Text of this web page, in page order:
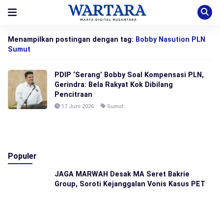
Menampilkan postingan dengan tag: Bobby Nasution PLN
Sumut
PDIP ‘Serang’ Bobby Soal Kompensasi PLN,
Gerindra: Bela Rakyat Kok Dibilang
Pencitraan
17 Juni 2026 Sumut
Populer
JAGA MARWAH Desak MA Seret Bakrie
Group, Soroti Kejanggalan Vonis Kasus PET